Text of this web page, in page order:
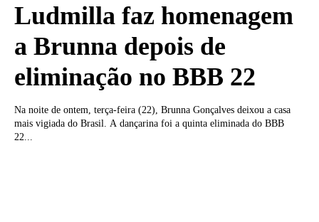
Ludmilla faz homenagem
a Brunna depois de
eliminação no BBB 22
Na noite de ontem, terça-feira (22), Brunna Gonçalves deixou a casa
mais vigiada do Brasil. A dançarina foi a quinta eliminada do BBB
22...